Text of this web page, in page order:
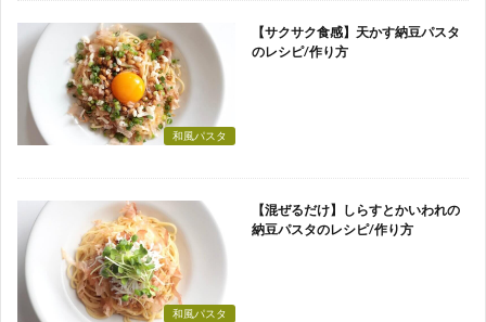
和風パスタ
【サクサク食感】天かす納豆パスタ
のレシピ/作り方
和風パスタ
【混ぜるだけ】しらすとかいわれの
納豆パスタのレシピ/作り方